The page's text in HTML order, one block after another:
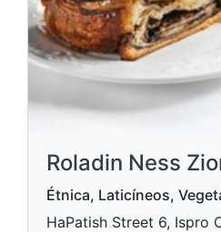
Roladin Ness
Étnica, Laticíneos,
HaPatish Street 6, Ispro